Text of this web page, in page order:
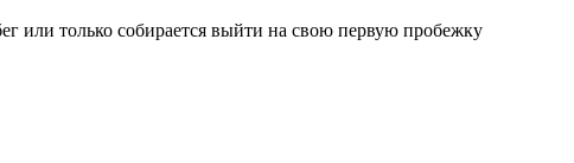
или только собирается выйти на свою первую пробежку